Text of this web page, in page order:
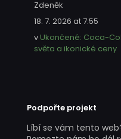
Zdeněk
18. 7. 2026 at 7:55
v Ukončené: Coca-
světa a ikonické ceny
Podpořte projekt
Líbí se vám tento